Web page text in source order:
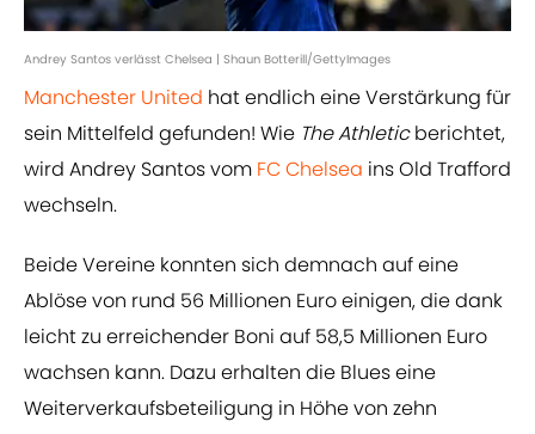
Andrey Santos verlässt Chelsea | Shaun Botterill/GettyImages
Manchester United hat endlich eine Verstärkung für
sein Mittelfeld gefunden! Wie The Athleticberichtet,
wird Andrey Santos vom FC Chelsea ins Old Trafford
wechseln.
Beide Vereine konnten sich demnach auf eine
Ablöse von rund 56 Millionen Euro einigen, die dank
leicht zu erreichender Boni auf 58,5 Millionen Euro
wachsen kann. Dazu erhalten die Blues eine
Weiterverkaufsbeteiligung in Höhe von zehn